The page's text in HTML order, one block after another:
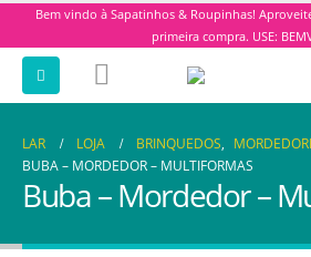
Bem vindo à Sapatinhos & Roupinhas!
primeira compra. USE:
LAR LOJA BRINQUEDOS,
BUBA – MORDEDOR – MULTIFORMAS
Buba – Mordedor –